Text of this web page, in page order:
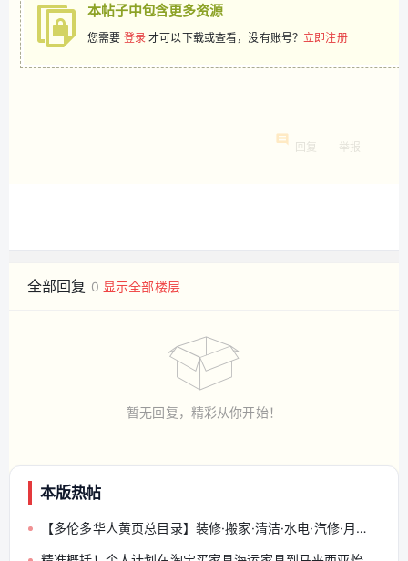
本帖子中包含更多资源
您需要 登录才可以下载或查看，没有账号？ 立即注册
回复 举报
全部回复 0 显示全部楼层
暂无回复，精彩从你开始！
本版热帖
【多伦多华人黄页总目录】装修·搬家·清洁·水电·汽修·月嫂·会计律师 — 分类索引与发帖规范（收藏帖）